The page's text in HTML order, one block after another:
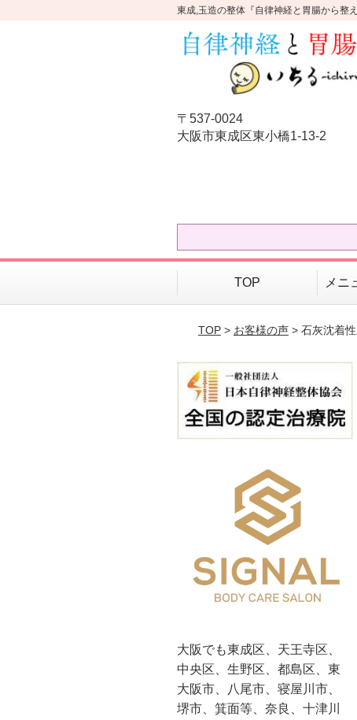
東成,玉造の整体『自律神経と胃腸から整
〒537-0024
大阪市東成区東小橋1-13-2
TOP メニ
TOP> お客様の声> 石灰沈着性
大阪でも東成区、天王寺区、
中央区、生野区、都島区、東
大阪市、八尾市、寝屋川市、
堺市、箕面等、奈良、十津川